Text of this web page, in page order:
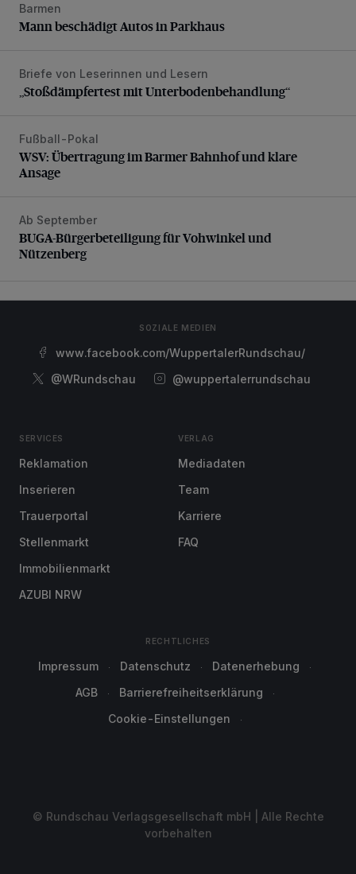
Mann beschädigt Autos in Parkhaus
Barmen
Mann beschädigt Autos in Parkhaus
„Stoßdämpfertest mit Unterbodenbehandlung“
Briefe von Leserinnen und Lesern
„Stoßdämpfertest mit Unterbodenbehandlung“
WSV: Übertragung im Barmer Bahnhof und klare Ansage
Fußball-Pokal
WSV: Übertragung im Barmer Bahnhof und klare
Ansage
BUGA-Bürgerbeteiligung für Vohwinkel und Nützenberg
Ab September
BUGA-Bürgerbeteiligung für Vohwinkel und
Nützenberg
SOZIALE MEDIEN
www.facebook.com/WuppertalerRundschau/
@WRundschau
@wuppertalerrundschau
SERVICES
Reklamation
Inserieren
Trauerportal
Stellenmarkt
Immobilienmarkt
AZUBI NRW
VERLAG
Mediadaten
Team
Karriere
FAQ
RECHTLICHES
Impressum Datenschutz
Datenerhebung
AGB
Barrierefreiheitserklärung
Cookie-Einstellungen
© Rundschau Verlagsgesellschaft mbH | Alle Rechte
vorbehalten